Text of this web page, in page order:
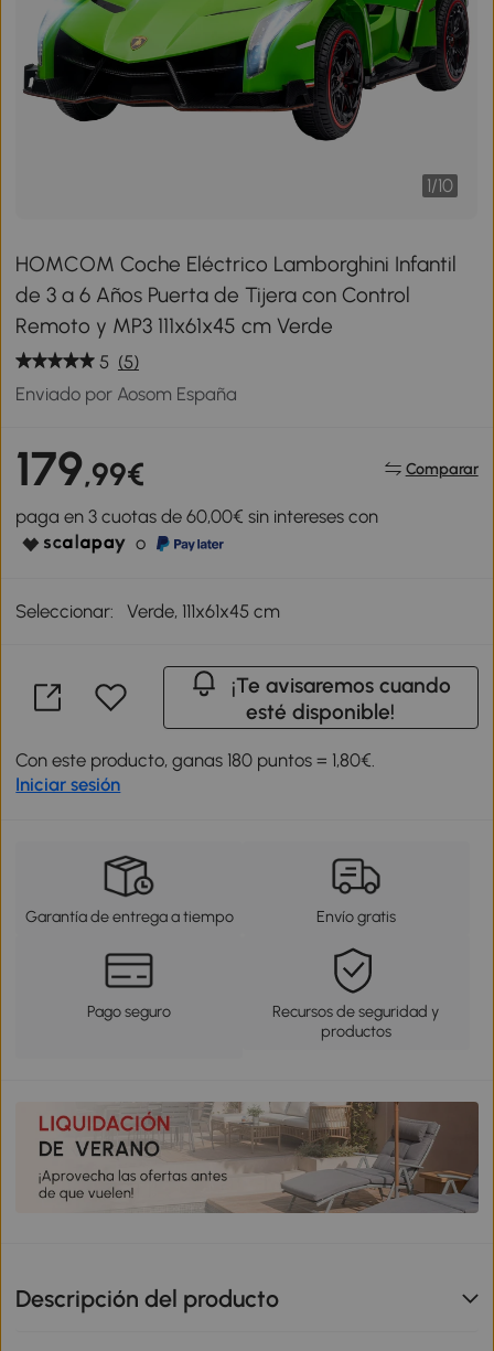
1/10
HOMCOM Coche Eléctrico Lamborghini Infantil
de 3 a 6 Años Puerta de Tijera con Control
Remoto y MP3 111x61x45 cm Verde
5 (5)
Enviado por Aosom España
179,99€ Comparar
paga en 3 cuotas de 60,00€ sin intereses con
o
Seleccionar: Verde, 111x61x45 cm
¡Te avisaremos cuando
esté disponible!
Con este producto, ganas 180 puntos = 1,80€.
Iniciar sesión
Garantía de entrega a tiempo Envío gratis
Pago seguro
Recursos de seguridad y
productos
Descripción del producto